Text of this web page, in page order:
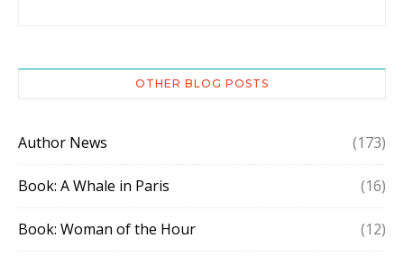
OTHER BLOG POSTS
Author News (173)
Book: A Whale in Paris (16)
Book: Woman of the Hour (12)